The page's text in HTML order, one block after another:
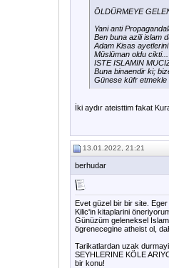
ÖLDÜRMEYE
Yani anti
Ben buna azili islam
Adam Kisas
Müslüman oldu cikti...
ISTE ISLAMIN
Buna binaendir ki;
Günese küfr etmekle
İki aydır ateisttim fakat
13.01.2022, 21:21
berhudar
Evet güzel bir bir site.
Kilic'in kitaplarini
Günüzüm geleneksel
ögrenecegine atheist ol,
Tarikatlardan uzak
SEYHLERINE KÖLE
bir konu!